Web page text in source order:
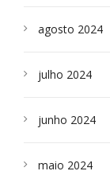
agosto 2024
julho 2024
junho 2024
maio 2024